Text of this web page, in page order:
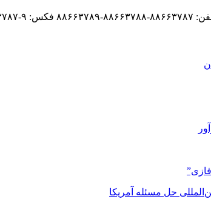
حل مسئله آمریکا